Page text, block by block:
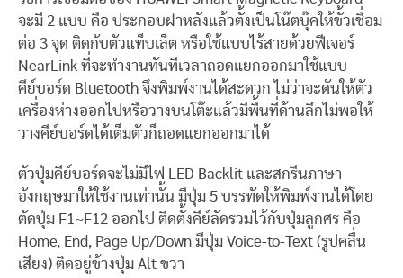
จะมี 2 แบบ คือ ประกอบฝาหลังแล้วตั้งเป็นโน๊ตบุ๊คให้ขั้วเชื่อม
ต่อ 3 จุด ติดกับตัวแท็บเล็ต หรือใช้แบบไร้สายด้วยฟีเจอร์
NearLink ที่จะทำงานทันทีเวลาถอดแยกออกมาใช้แบบ
คีย์บอร์ด Bluetooth จึงพิมพ์งานได้สะดวก ไม่ว่าจะดันให้ตัว
เครื่องห่างออกไปหรือวางบนโต๊ะแล้วมีพื้นที่ด้านลึกไม่พอให้
วางคีย์บอร์ดได้เต็มตัวก็ถอดแยกออกมาได้
ตัวปุ่มคีย์บอร์ดจะไม่มีไฟ LED Backlit และสกรีนภาษา
อังกฤษมาให้ใช้งานเท่านั้น มีปุ่ม 5 บรรทัดให้พิมพ์งานได้โดย
ตัดปุ่ม F1~F12 ออกไป ติดตั้งคีย์ลัดรวมไว้กับปุ่มลูกศร คือ
Home, End, Page Up/Down มีปุ่ม Voice-to-Text (รูปคลื่น
เสียง) ติดอยู่ข้างปุ่ม Alt ขวา